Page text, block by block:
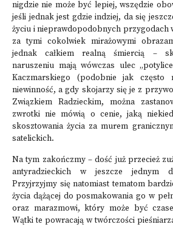
nigdzie nie może być lepiej, wszędzie
jeśli jednak jest gdzie indziej, da się
życiu i nieprawdopodobnych przygodach
za tymi cokolwiek mirażowymi
jednak całkiem realną śmiercią –
naruszeniu mają wówczas ulec
Kaczmarskiego (podobnie jak często
niewinność, a gdy skojarzy się je z
Związkiem Radzieckim, można
zwrotki nie mówią o cenie, jaką
skosztowania życia za murem
satelickich.
Na tym zakończmy – dość już przecież
antyradzieckich w jeszcze jednym
Przyjrzyjmy się natomiast tematom
życia dążącej do posmakowania go w
oraz marazmowi, który może być
Wątki te powracają w twórczości